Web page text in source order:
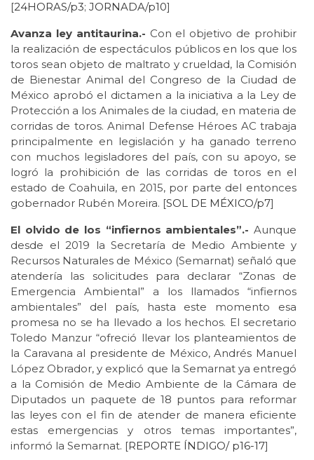
[24HORAS/p3; JORNADA/p10]
Avanza ley antitaurina.- Con el objetivo de prohibir
la realización de espectáculos públicos en los que los
toros sean objeto de maltrato y crueldad, la Comisión
de Bienestar Animal del Congreso de la Ciudad de
México aprobó el dictamen a la iniciativa a la Ley de
Protección a los Animales de la ciudad, en materia de
corridas de toros. Animal Defense Héroes AC trabaja
principalmente en legislación y ha ganado terreno
con muchos legisladores del país, con su apoyo, se
logró la prohibición de las corridas de toros en el
estado de Coahuila, en 2015, por parte del entonces
gobernador Rubén Moreira. [SOL DE MÉXICO/p7]
El olvido de los “infiernos ambientales”.- Aunque
desde el 2019 la Secretaría de Medio Ambiente y
Recursos Naturales de México (Semarnat) señaló que
atendería las solicitudes para declarar “Zonas de
Emergencia Ambiental” a los llamados “infiernos
ambientales” del país, hasta este momento esa
promesa no se ha llevado a los hechos. El secretario
Toledo Manzur “ofreció llevar los planteamientos de
la Caravana al presidente de México, Andrés Manuel
López Obrador, y explicó que la Semarnat ya entregó
a la Comisión de Medio Ambiente de la Cámara de
Diputados un paquete de 18 puntos para reformar
las leyes con el fin de atender de manera eficiente
estas emergencias y otros temas importantes”,
informó la Semarnat. [REPORTE ÍNDIGO/ p16-17]